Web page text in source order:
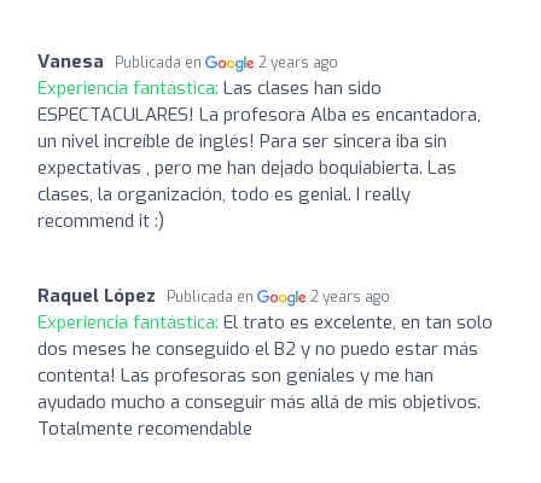
Vanesa Publicada en 2 years ago
Experiencia fantástica: Las clases han sido
ESPECTACULARES! La profesora Alba es encantadora,
un nivel increíble de inglés! Para ser sincera iba sin
expectativas , pero me han dejado boquiabierta. Las
clases, la organización, todo es genial. I really
recommend it :)
Raquel López Publicada en 2 years ago
Experiencia fantástica: El trato es excelente, en tan solo
dos meses he conseguido el B2 y no puedo estar más
contenta! Las profesoras son geniales y me han
ayudado mucho a conseguir más allá de mis objetivos.
Totalmente recomendable